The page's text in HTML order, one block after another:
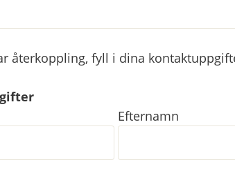
återkoppling, fyll i dina
Efternamn